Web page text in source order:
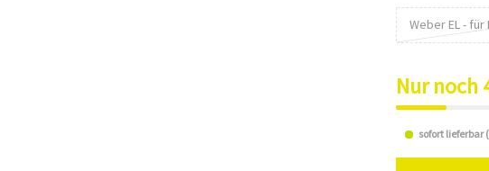
Weber EL -
Nur noch
sofort lieferbar